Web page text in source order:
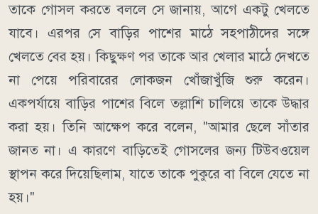
তাকে গোসল করতে বললে সে জানায়, আগে একটু খেলতে
যাবে। এরপর সে বাড়ির পাশের মাঠে সহপাঠীদের সঙ্গে
খেলতে বের হয়। কিছুক্ষণ পর তাকে আর খেলার মাঠে দেখতে
না পেয়ে পরিবারের লোকজন খোঁজাখুঁজি শুরু করেন।
একপর্যায়ে বাড়ির পাশের বিলে তল্লাশি চালিয়ে তাকে উদ্ধার
করা হয়। তিনি আক্ষেপ করে বলেন, "আমার ছেলে সাঁতার
জানত না। এ কারণে বাড়িতেই গোসলের জন্য টিউবওয়েল
স্থাপন করে দিয়েছিলাম, যাতে তাকে পুকুরে বা বিলে যেতে না
হয়।"